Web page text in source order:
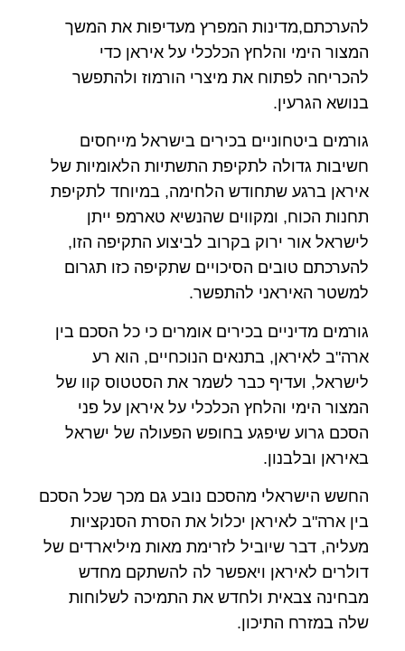
להערכתם,מדינות המפרץ מעדיפות את המשך
המצור הימי והלחץ הכלכלי על איראן כדי
להכריחה לפתוח את מיצרי הורמוז ולהתפשר
בנושא הגרעין.
גורמים ביטחוניים בכירים בישראל מייחסים
חשיבות גדולה לתקיפת התשתיות הלאומיות של
איראן ברגע שתחודש הלחימה, במיוחד לתקיפת
תחנות הכוח, ומקווים שהנשיא טארמפ ייתן
לישראל אור ירוק בקרוב לביצוע התקיפה הזו,
להערכתם טובים הסיכויים שתקיפה כזו תגרום
למשטר האיראני להתפשר.
גורמים מדיניים בכירים אומרים כי כל הסכם בין
ארה"ב לאיראן, בתנאים הנוכחיים, הוא רע
לישראל, ועדיף כבר לשמר את הסטטוס קוו של
המצור הימי והלחץ הכלכלי על איראן על פני
הסכם גרוע שיפגע בחופש הפעולה של ישראל
באיראן ובלבנון.
החשש הישראלי מהסכם נובע גם מכך שכל הסכם
בין ארה"ב לאיראן יכלול את הסרת הסנקציות
מעליה, דבר שיוביל לזרימת מאות מיליארדים של
דולרים לאיראן ויאפשר לה להשתקם מחדש
מבחינה צבאית ולחדש את התמיכה לשלוחות
שלה במזרח התיכון.